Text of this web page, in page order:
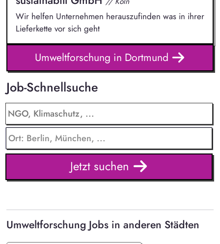
Wir helfen Unternehmen herauszufinden was in ihrer
Lieferkette vor sich geht
Umweltforschung in Dortmund
Job-Schnellsuche
Jetzt suchen
Umweltforschung Jobs in anderen Städten